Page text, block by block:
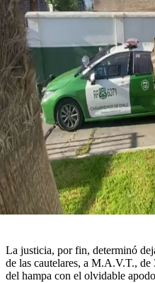
La justicia, por fin, determinó
de las cautelares, a M.A.V.T.,
del hampa con el olvidable